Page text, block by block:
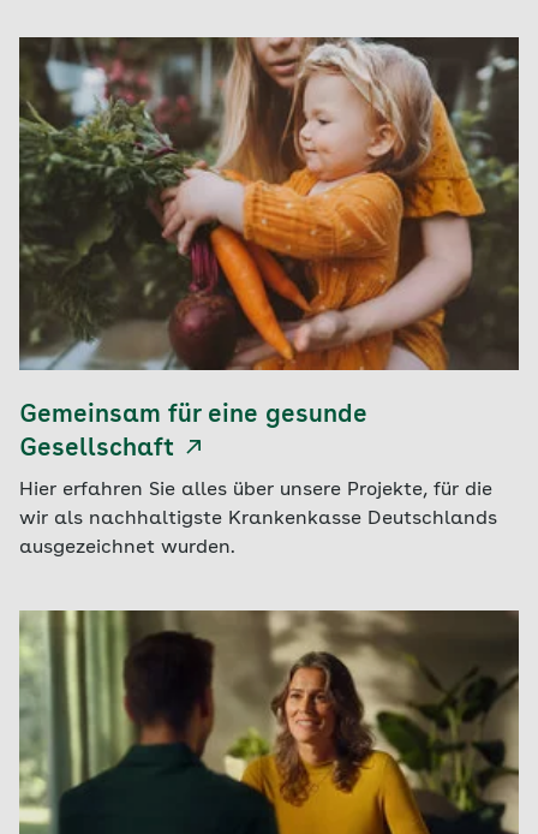
Gemeinsam für eine gesunde
Gesellschaft
Hier erfahren Sie alles über unsere Projekte, für die
wir als nachhaltigste Krankenkasse Deutschlands
ausgezeichnet wurden.